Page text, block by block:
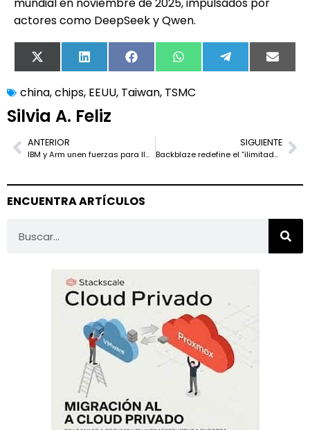
actores como DeepSeek y Qwen.
X
(Twitter)
LinkedIn FacebookWhatsApp TelegramEmail
china,chips, EEUU, Taiwan, TSMC
Silvia A. Feliz
ANTERIOR
IBM y Arm unen fuerzas para llevar Arm al cómputo empresarial
SIGUIENTE
Backblaze redefine el “ilimitado” mientras gira hacia la nube para IA
ENCUENTRA ARTÍCULOS